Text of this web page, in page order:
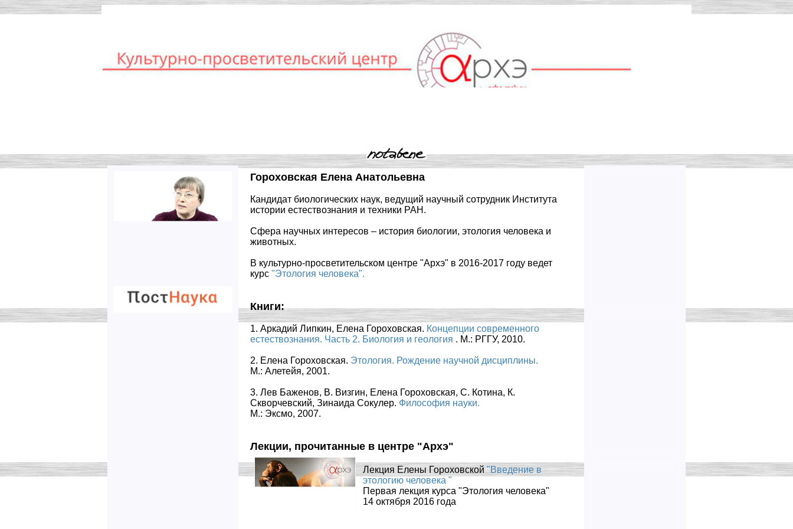
Гороховская Елена Анатольевна
Кандидат биологических наук, ведущий научный сотрудник Института
истории естествознания и техники РАН.
Сфера научных интересов – история биологии, этология человека и
животных.
В культурно-просветительском центре "Архэ" в 2016-2017 году ведет
курс "Этология человека".
Книги:
1. Аркадий Липкин, Елена Гороховская. Концепции современного
естествознания. Часть 2. Биология и геология . М.: РГГУ, 2010.
2. Елена Гороховская. Этология. Рождение научной дисциплины.
М.: Алетейя, 2001.
3. Лев Баженов, В. Визгин, Елена Гороховская, С. Котина, К.
Скворчевский, Зинаида Сокулер. Философия науки.
М.: Эксмо, 2007.
Лекции, прочитанные в центре "Архэ"
Лекция Елены Гороховской "Введение в
этологию человека "
Первая лекция курса "Этология человека"
14 октября 2016 года